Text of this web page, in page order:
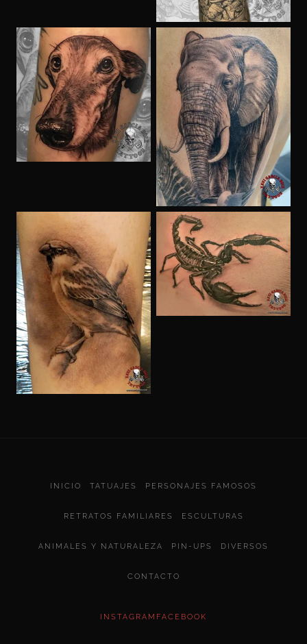
INICIO TATUAJES PERSONAJES FAMOSOS
RETRATOS FAMILIARES ESCULTURAS
ANIMALES Y NATURALEZA PIN-UPS DIVERSOS
CONTACTO
INSTAGRAM FACEBOOK